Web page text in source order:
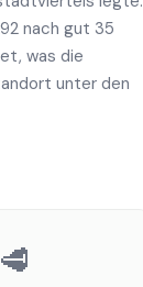
nach gut 35
was die
unter den
🥩